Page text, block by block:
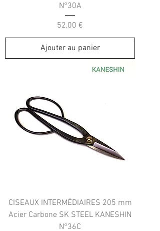
N°30A
Prix
52,00 €
Ajouter au panier
CISEAUX INTERMÉDIAIRES 205 mm
Acier Carbone SK STEEL KANESHIN
N°36C